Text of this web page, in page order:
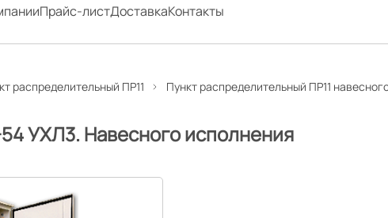
Прайс-листДоставкаКонтакты
распределительный ПР11 Пункт распределительный ПР11
УХЛ3. Навесного исполнения